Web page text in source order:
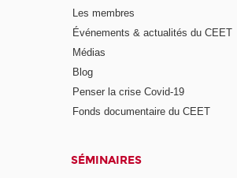
Les membres
Événements & actualités du CEET
Médias
Blog
Penser la crise Covid-19
Fonds documentaire du CEET
SÉMINAIRES